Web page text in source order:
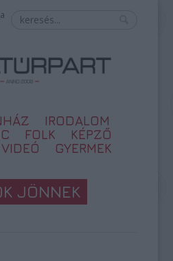
IRODALOM
FOLK
KÉPZŐ
VIDEÓ GYERMEK
JÖNNEK